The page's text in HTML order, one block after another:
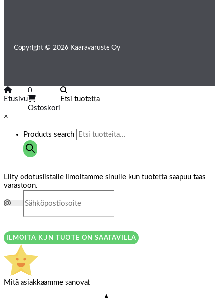
Copyright © 2026 Kaaravaruste Oy
Etusivu
0
Ostoskori
Etsi tuotetta
×
Products search
Liity odotuslistalle
Ilmoitamme sinulle kun tuotetta saapuu taas
varastoon.
ILMOITA KUN TUOTE ON SAATAVILLA
Mitä asiakkaamme sanovat